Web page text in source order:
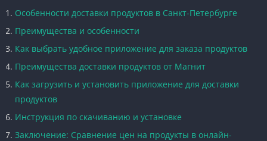
Особенности доставки продуктов в Санкт-Петербурге
Преимущества и особенности
Как выбрать удобное приложение для заказа продуктов
Преимущества доставки продуктов от Магнит
Как загрузить и установить приложение для доставки
продуктов
Инструкция по скачиванию и установке
Заключение: Сравнение цен на продукты в онлайн-